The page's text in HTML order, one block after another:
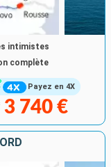
Payez en 4X
intimistes
complète
3 740 €